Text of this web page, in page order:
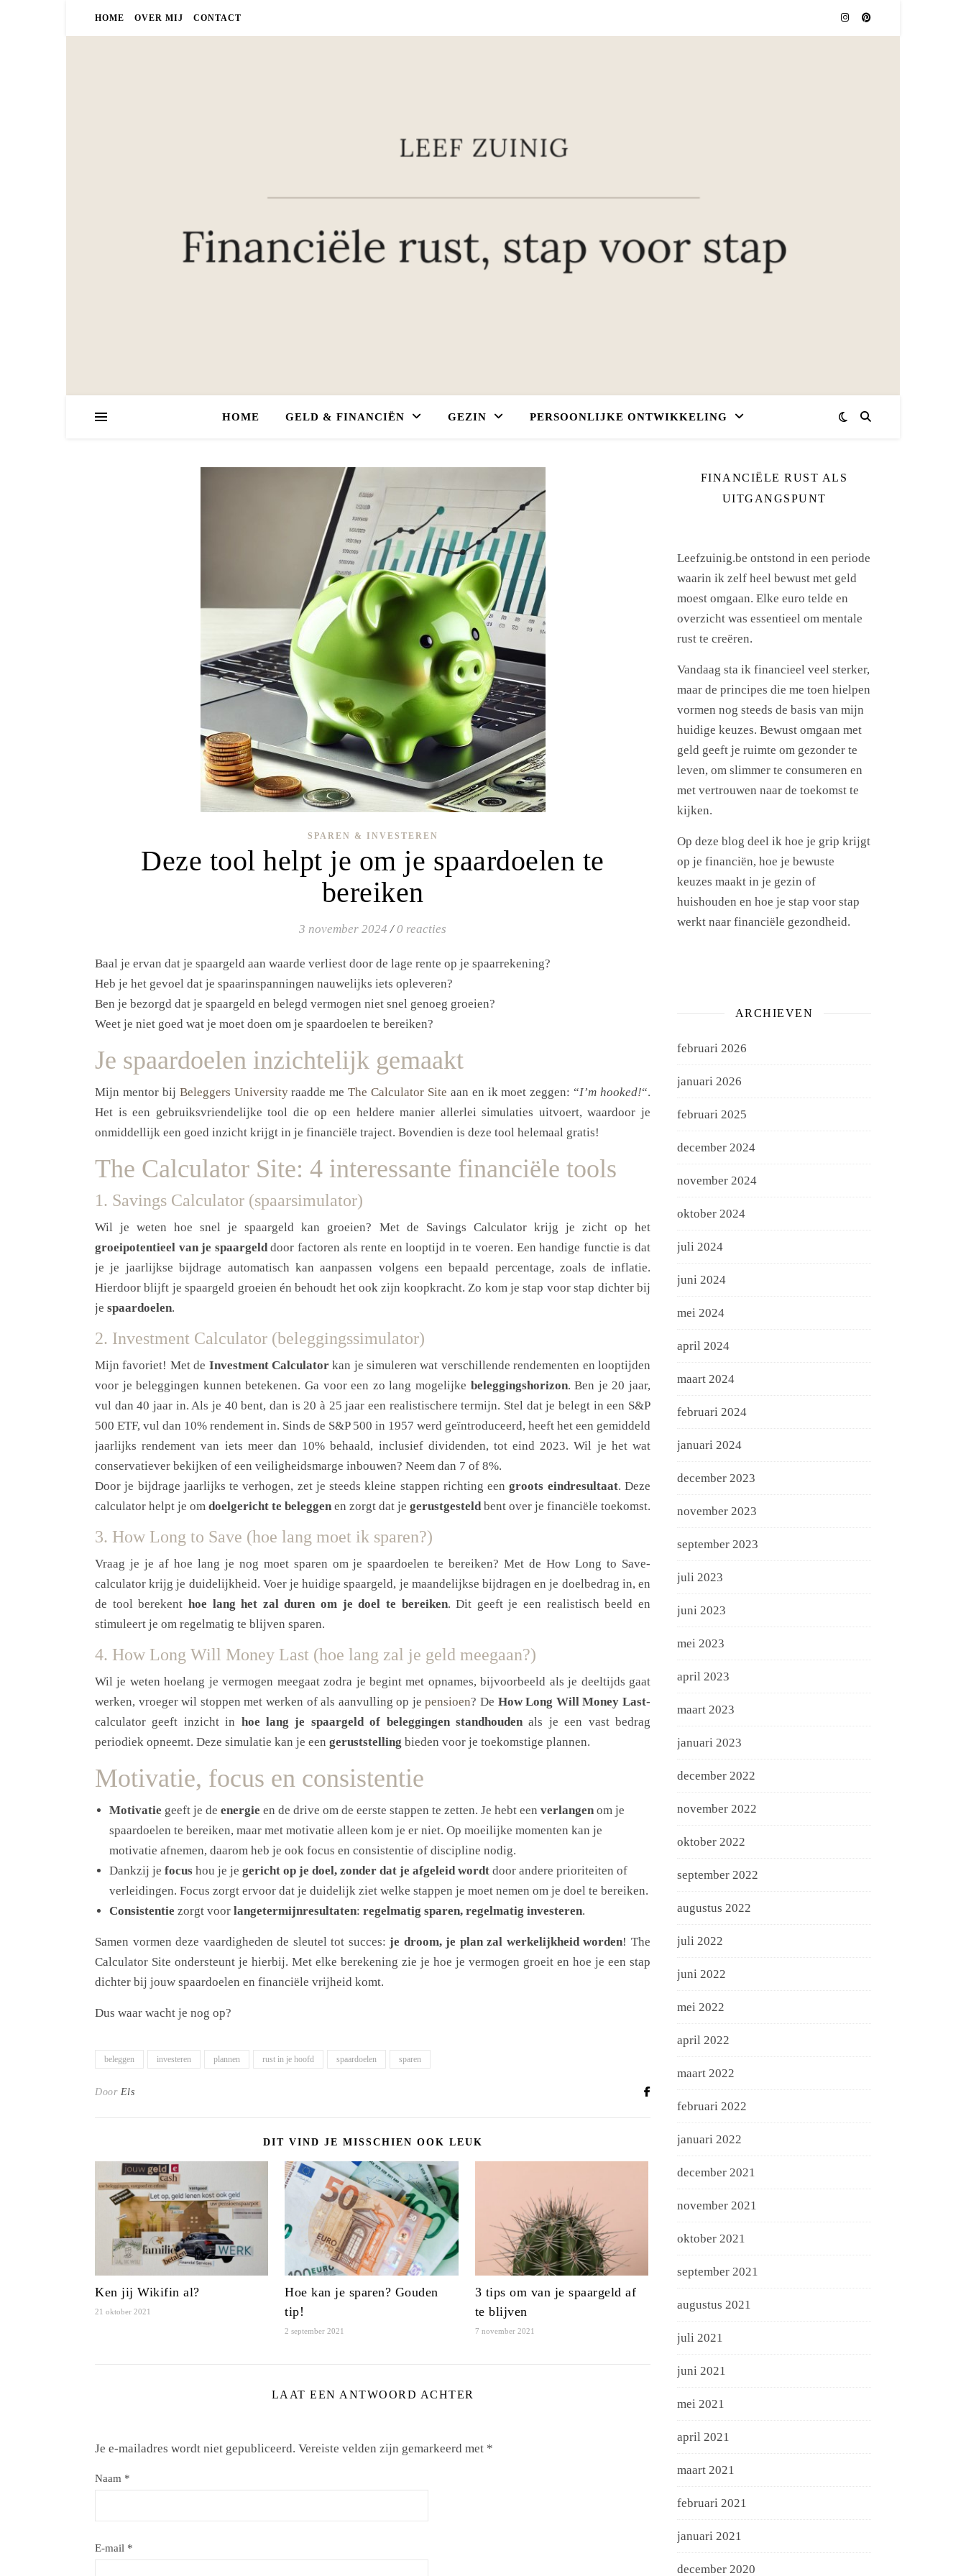
HOME OVER MIJ CONTACT
HOME GELD & FINANCIËN GEZIN PERSOONLIJKE ONTWIKKELING
SPAREN & INVESTEREN
Deze tool helpt je om je spaardoelen te
bereiken
3 november 2024 / 0 reacties
Baal je ervan dat je spaargeld aan waarde verliest door de lage rente op je spaarrekening?
Heb je het gevoel dat je spaarinspanningen nauwelijks iets opleveren?
Ben je bezorgd dat je spaargeld en belegd vermogen niet snel genoeg groeien?
Weet je niet goed wat je moet doen om je spaardoelen te bereiken?
Je spaardoelen inzichtelijk gemaakt
Mijn mentor bij Beleggers Universityraadde meThe Calculator Site aan en ik moet zeggen: “I’m hooked!“.
Het is een gebruiksvriendelijke tool die op een heldere manier allerlei simulaties uitvoert, waardoor je
onmiddellijk een goed inzicht krijgt in je financiële traject. Bovendien is deze tool helemaal gratis!
The Calculator Site: 4 interessante financiële tools
1. Savings Calculator (spaarsimulator)
Wil je weten hoe snel je spaargeld kan groeien? Met de Savings Calculator krijg je zicht op het
groeipotentieel van je spaargelddoor factoren als rente en looptijd in te voeren. Een handige functie is dat
je je jaarlijkse bijdrage automatisch kan aanpassen volgens een bepaald percentage, zoals de inflatie.
Hierdoor blijft je spaargeld groeien én behoudt het ook zijn koopkracht. Zo kom je stap voor stap dichter bij
je spaardoelen.
2. Investment Calculator (beleggingssimulator)
Mijn favoriet! Met de Investment Calculatorkan je simuleren wat verschillende rendementen en looptijden
voor je beleggingen kunnen betekenen. Ga voor een zo lang mogelijke beleggingshorizon. Ben je 20 jaar,
vul dan 40 jaar in. Als je 40 bent, dan is 20 à 25 jaar een realistischere termijn. Stel dat je belegt in een S&P
500 ETF, vul dan 10% rendement in. Sinds de S&P 500 in 1957 werd geïntroduceerd, heeft het een gemiddeld
jaarlijks rendement van iets meer dan 10% behaald, inclusief dividenden, tot eind 2023. Wil je het wat
conservatiever bekijken of een veiligheidsmarge inbouwen? Neem dan 7 of 8%.
Door je bijdrage jaarlijks te verhogen, zet je steeds kleine stappen richting eengroots eindresultaat. Deze
calculator helpt je om doelgericht te beleggen en zorgt dat je gerustgesteldbent over je financiële toekomst.
3. How Long to Save (hoe lang moet ik sparen?)
Vraag je je af hoe lang je nog moet sparen om je spaardoelen te bereiken? Met de How Long to Save-
calculator krijg je duidelijkheid. Voer je huidige spaargeld, je maandelijkse bijdragen en je doelbedrag in, en
de tool berekent hoe lang het zal duren om je doel te bereiken. Dit geeft je een realistisch beeld en
stimuleert je om regelmatig te blijven sparen.
4. How Long Will Money Last (hoe lang zal je geld meegaan?)
Wil je weten hoelang je vermogen meegaat zodra je begint met opnames, bijvoorbeeld als je deeltijds gaat
werken, vroeger wil stoppen met werken of als aanvulling op jepensioen? De How Long Will Money Last-
calculator geeft inzicht in hoe lang je spaargeld of beleggingen standhouden als je een vast bedrag
periodiek opneemt. Deze simulatie kan je een geruststelling bieden voor je toekomstige plannen.
Motivatie, focus en consistentie
Motivatie geeft je de energie en de drive om de eerste stappen te zetten. Je hebt een verlangen om je
spaardoelen te bereiken, maar met motivatie alleen kom je er niet. Op moeilijke momenten kan je
motivatie afnemen, daarom heb je ook focus en consistentie of discipline nodig.
Dankzij je focus hou je je gericht op je doel, zonder dat je afgeleid wordt door andere prioriteiten of
verleidingen. Focus zorgt ervoor dat je duidelijk ziet welke stappen je moet nemen om je doel te bereiken.
Consistentie zorgt voor langetermijnresultaten: regelmatig sparen, regelmatig investeren.
Samen vormen deze vaardigheden de sleutel tot succes:je droom, je plan zal werkelijkheid worden! The
Calculator Site ondersteunt je hierbij. Met elke berekening zie je hoe je vermogen groeit en hoe je een stap
dichter bij jouw spaardoelen en financiële vrijheid komt.
Dus waar wacht je nog op?
beleggen investeren plannen rust in je hoofd spaardoelen sparen
Door Els
DIT VIND JE MISSCHIEN OOK LEUK
Ken jij Wikifin al?
21 oktober 2021
Hoe kan je sparen? Gouden
tip!
2 september 2021
3 tips om van je spaargeld af
te blijven
7 november 2021
LAAT EEN ANTWOORD ACHTER
Je e-mailadres wordt niet gepubliceerd. Vereiste velden zijn gemarkeerd met *
Naam *
E-mail *
FINANCIËLE RUST ALS
UITGANGSPUNT
Leefzuinig.be ontstond in een periode
waarin ik zelf heel bewust met geld
moest omgaan. Elke euro telde en
overzicht was essentieel om mentale
rust te creëren.
Vandaag sta ik financieel veel sterker,
maar de principes die me toen hielpen
vormen nog steeds de basis van mijn
huidige keuzes. Bewust omgaan met
geld geeft je ruimte om gezonder te
leven, om slimmer te consumeren en
met vertrouwen naar de toekomst te
kijken.
Op deze blog deel ik hoe je grip krijgt
op je financiën, hoe je bewuste
keuzes maakt in je gezin of
huishouden en hoe je stap voor stap
werkt naar financiële gezondheid.
ARCHIEVEN
februari 2026
januari 2026
februari 2025
december 2024
november 2024
oktober 2024
juli 2024
juni 2024
mei 2024
april 2024
maart 2024
februari 2024
januari 2024
december 2023
november 2023
september 2023
juli 2023
juni 2023
mei 2023
april 2023
maart 2023
januari 2023
december 2022
november 2022
oktober 2022
september 2022
augustus 2022
juli 2022
juni 2022
mei 2022
april 2022
maart 2022
februari 2022
januari 2022
december 2021
november 2021
oktober 2021
september 2021
augustus 2021
juli 2021
juni 2021
mei 2021
april 2021
maart 2021
februari 2021
januari 2021
december 2020